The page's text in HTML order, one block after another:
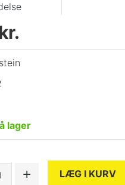
lager
LÆG I KURV